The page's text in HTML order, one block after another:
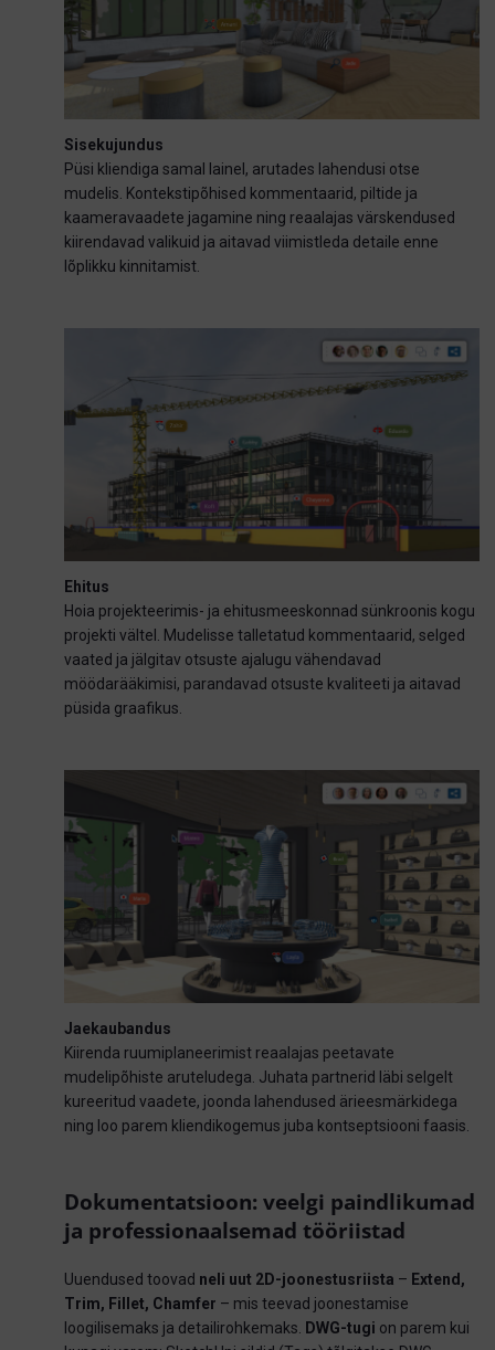
Sisekujundus
Püsi kliendiga samal lainel, arutades lahendusi otse
mudelis. Kontekstipõhised kommentaarid, piltide ja
kaameravaadete jagamine ning reaalajas värskendused
kiirendavad valikuid ja aitavad viimistleda detaile enne
lõplikku kinnitamist.
Ehitus
Hoia projekteerimis- ja ehitusmeeskonnad sünkroonis kogu
projekti vältel. Mudelisse talletatud kommentaarid, selged
vaated ja jälgitav otsuste ajalugu vähendavad
möödarääkimisi, parandavad otsuste kvaliteeti ja aitavad
püsida graafikus.
Jaekaubandus
Kiirenda ruumiplaneerimist reaalajas peetavate
mudelipõhiste aruteludega. Juhata partnerid läbi selgelt
kureeritud vaadete, joonda lahendused ärieesmärkidega
ning loo parem kliendikogemus juba kontseptsiooni faasis.
Dokumentatsioon: veelgi paindlikumad
ja professionaalsemad tööriistad
Uuendused toovad neli uut 2D-joonestusriista – Extend,
Trim, Fillet, Chamfer – mis teevad joonestamise
loogilisemaks ja detailirohkemaks.
DWG-tugi on parem kui